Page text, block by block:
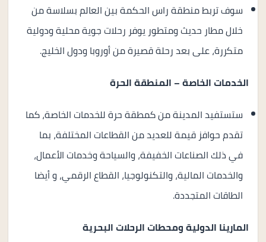
سوف تربط منطقة راس الحكمة بين العالم بسلاسة من
خلال مطار حديث ومتطور يوفر رحلات جوية محلية ودولية
متكررة، على بعد رحلة قصيرة من أوروبا ودول الخليج.
الخدمات الخاصة – المنطقة الحرة
ستستفيد المدينة من كمطقة حرة للخدمات الخاصة، كما
تقدم حوافز قيمة للعديد من القطاعات المختلفة، بما
في ذلك الصناعات الخفيفة، والسياحة وخدمات الأعمال،
والخدمات المالية، والتكنولوجيا، القطاع الرقمي، و أيضا
الطاقات المتجددة.
المارينا الدولية ومحطات الرحلات البحرية